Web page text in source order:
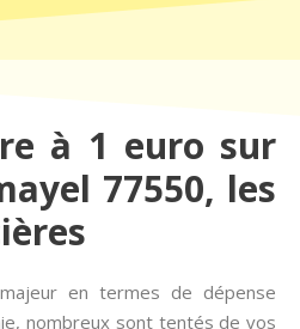
à 1 euro sur
77550, les
en termes de dépense
nombreux sont tentés de vos